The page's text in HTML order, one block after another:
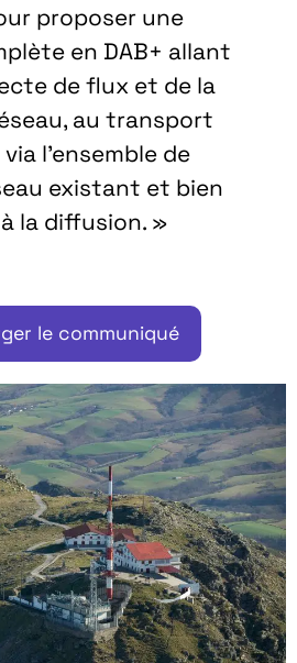
proposer une
en DAB+ allant
de flux et de la
au transport
l’ensemble de
existant et bien
la diffusion. »
le communiqué